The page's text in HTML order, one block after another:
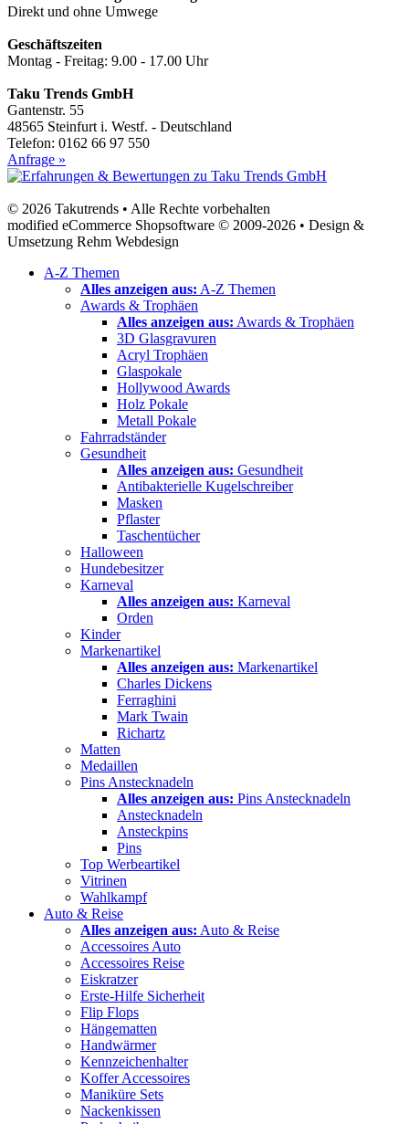
Direkt und ohne Umwege
Geschäftszeiten
Montag - Freitag: 9.00 - 17.00 Uhr
Taku Trends GmbH
Gantenstr. 55
48565 Steinfurt i. Westf. - Deutschland
Telefon: 0162 66 97 550
Anfrage »
© 2026 Takutrends • Alle Rechte vorbehalten
modified eCommerce Shopsoftware © 2009-2026 • Design &
Umsetzung Rehm Webdesign
A-Z Themen
Alles anzeigen aus: A-Z Themen
Awards & Trophäen
Alles anzeigen aus: Awards & Trophäen
3D Glasgravuren
Acryl Trophäen
Glaspokale
Hollywood Awards
Holz Pokale
Metall Pokale
Fahrradständer
Gesundheit
Alles anzeigen aus: Gesundheit
Antibakterielle Kugelschreiber
Masken
Pflaster
Taschentücher
Halloween
Hundebesitzer
Karneval
Alles anzeigen aus: Karneval
Orden
Kinder
Markenartikel
Alles anzeigen aus: Markenartikel
Charles Dickens
Ferraghini
Mark Twain
Richartz
Matten
Medaillen
Pins Anstecknadeln
Alles anzeigen aus: Pins Anstecknadeln
Anstecknadeln
Ansteckpins
Pins
Top Werbeartikel
Vitrinen
Wahlkampf
Auto & Reise
Alles anzeigen aus: Auto & Reise
Accessoires Auto
Accessoires Reise
Eiskratzer
Erste-Hilfe Sicherheit
Flip Flops
Hängematten
Handwärmer
Kennzeichenhalter
Koffer Accessoires
Maniküre Sets
Nackenkissen